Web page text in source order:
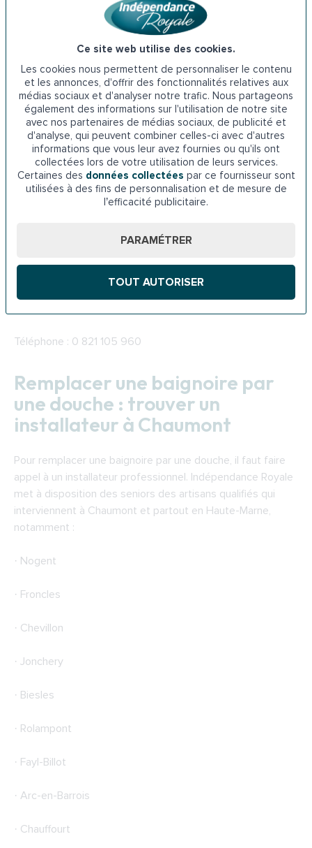
Ce site web utilise des cookies.
Les cookies nous permettent de personnaliser le contenu
et les annonces, d'offrir des fonctionnalités relatives aux
médias sociaux et d'analyser notre trafic. Nous partageons
également des informations sur l'utilisation de notre site
avec nos partenaires de médias sociaux, de publicité et
d'analyse, qui peuvent combiner celles-ci avec d'autres
informations que vous leur avez fournies ou qu'ils ont
collectées lors de votre utilisation de leurs services.
Certaines des données collectées par ce fournisseur sont
utilisées à des fins de personnalisation et de mesure de
l’efficacité publicitaire.
PARAMÉTRER
TOUT AUTORISER
au Conseil départemental de la Haute-Marne.
Conseil départemental de la Haute-Marne
Rue du Commandant Hugueny, 52000 Chaumont
Téléphone : 03 25 32 88 88
7. La caisse de retraite à Chaumont
Les seniors qui souhaitent remplacer leur baignoire par une
douche peuvent bénéficier d’une aide financière auprès de
la Caisse de retraite. Cette dernière met en place une
subvention avec laquelle les personnes âgées peuvent
d’améliorer leur autonomie. Le dossier de demande est à
Téléphone : 0 821 105 960
Remplacer une baignoire par
une douche : trouver un
installateur à Chaumont
Pour remplacer une baignoire par une douche, il faut faire
appel à un installateur professionnel. Indépendance Royale
met à disposition des seniors des artisans qualifiés qui
interviennent à Chaumont et partout en Haute-Marne,
notamment :
· Nogent
· Froncles
· Chevillon
· Jonchery
· Biesles
· Rolampont
· Fayl-Billot
· Arc-en-Barrois
· Chauffourt